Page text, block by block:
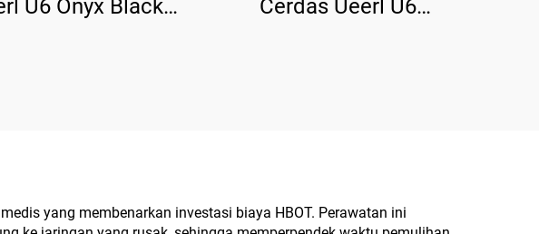
U6 Onyx Black
Cerdas Ueerl U6
yang membenarkan investasi biaya HBOT. Perawatan ini